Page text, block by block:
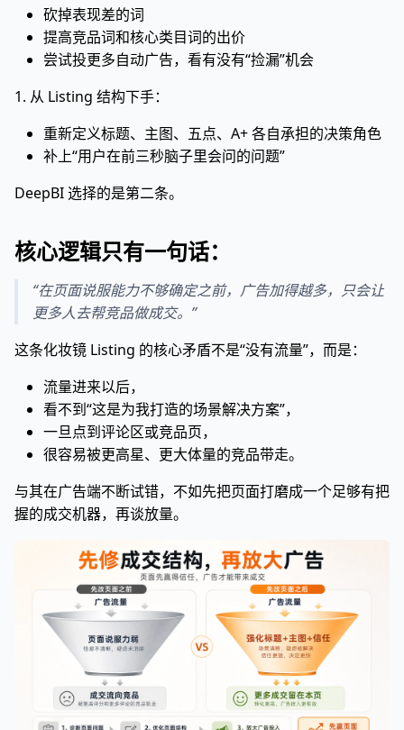
砍掉表现差的词
提高竞品词和核心类目词的出价
尝试投更多自动广告，看有没有“捡漏”机会
1. 从 Listing 结构下手：
重新定义标题、主图、五点、A+ 各自承担的决策角色
补上“用户在前三秒脑子里会问的问题”
DeepBI 选择的是第二条。
核心逻辑只有一句话：
“在页面说服能力不够确定之前，广告加得越多，只会让
更多人去帮竞品做成交。”
这条化妆镜 Listing 的核心矛盾不是“没有流量”，而是：
流量进来以后，
看不到“这是为我打造的场景解决方案”，
一旦点到评论区或竞品页，
很容易被更高星、更大体量的竞品带走。
与其在广告端不断试错，不如先把页面打磨成一个足够有把
握的成交机器，再谈放量。